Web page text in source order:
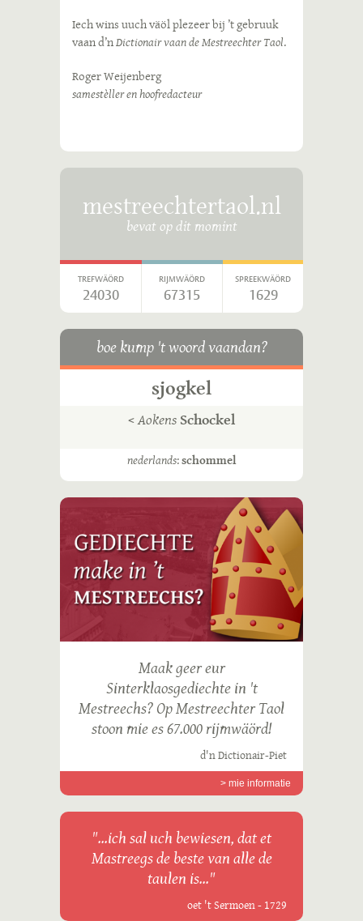
Iech wins uuch väöl plezeer bij ’t gebruuk
vaan d’nDictionair vaan de Mestreechter Taol.
Roger Weijenberg
samestèller en hoofredacteur
mestreechtertaol.nl
bevat op dit momint
TREFWÄÖRD
24030
RIJMWÄÖRD
67315
SPREEKWÄÖRD
1629
boe kump 't woord vaandan?
sjogkel
<AokensSchockel
nederlands:schommel
Maak geer eur
Sinterklaosgediechte in 't
Mestreechs? Op Mestreechter Taol
stoon mie es 67.000 rijmwäörd!
d'n Dictionair-Piet
> mie informatie
"...ich sal uch bewiesen, dat et
Mastreegs de beste van alle de
taulen is..."
oet 't Sermoen - 1729